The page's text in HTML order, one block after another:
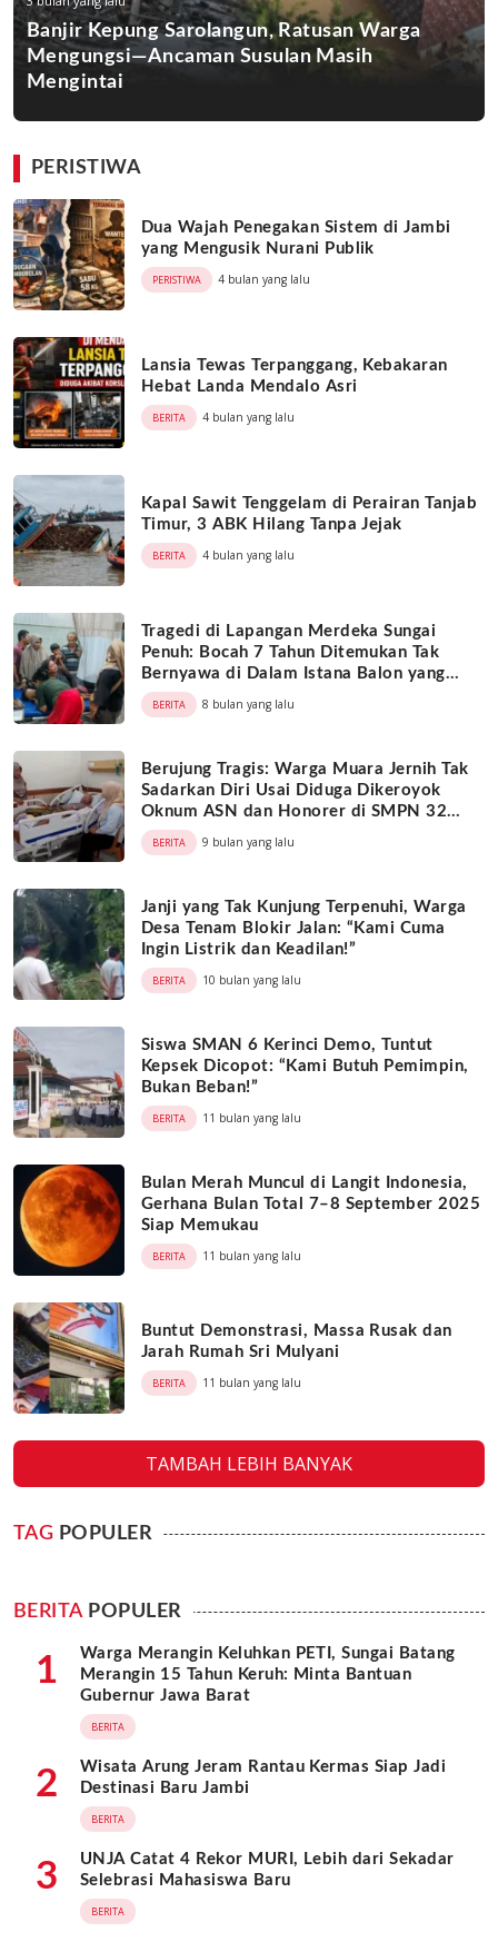
Banjir Kepung Sarolangun, Ratusan Warga
Mengungsi—Ancaman Susulan Masih
Mengintai
PERISTIWA
Dua Wajah Penegakan Sistem di Jambi
yang Mengusik Nurani Publik
PERISTIWA 4 bulan yang lalu
Lansia Tewas Terpanggang, Kebakaran
Hebat Landa Mendalo Asri
BERITA 4 bulan yang lalu
Kapal Sawit Tenggelam di Perairan Tanjab
Timur, 3 ABK Hilang Tanpa Jejak
BERITA 4 bulan yang lalu
Tragedi di Lapangan Merdeka Sungai
Penuh: Bocah 7 Tahun Ditemukan Tak
Bernyawa di Dalam Istana Balon yang
Sudah Dilipat
BERITA 8 bulan yang lalu
Berujung Tragis: Warga Muara Jernih Tak
Sadarkan Diri Usai Diduga Dikeroyok
Oknum ASN dan Honorer di SMPN 32
Merangin
BERITA 9 bulan yang lalu
Janji yang Tak Kunjung Terpenuhi, Warga
Desa Tenam Blokir Jalan: “Kami Cuma
Ingin Listrik dan Keadilan!”
BERITA 10 bulan yang lalu
Siswa SMAN 6 Kerinci Demo, Tuntut
Kepsek Dicopot: “Kami Butuh Pemimpin,
Bukan Beban!”
BERITA 11 bulan yang lalu
Bulan Merah Muncul di Langit Indonesia,
Gerhana Bulan Total 7–8 September 2025
Siap Memukau
BERITA 11 bulan yang lalu
Buntut Demonstrasi, Massa Rusak dan
Jarah Rumah Sri Mulyani
BERITA 11 bulan yang lalu
TAMBAH LEBIH BANYAK
TAG POPULER
BERITAPOPULER
1
Warga Merangin Keluhkan PETI, Sungai Batang
Merangin 15 Tahun Keruh: Minta Bantuan
Gubernur Jawa Barat
BERITA
2
Wisata Arung Jeram Rantau Kermas Siap Jadi
Destinasi Baru Jambi
BERITA
3
UNJA Catat 4 Rekor MURI, Lebih dari Sekadar
Selebrasi Mahasiswa Baru
BERITA